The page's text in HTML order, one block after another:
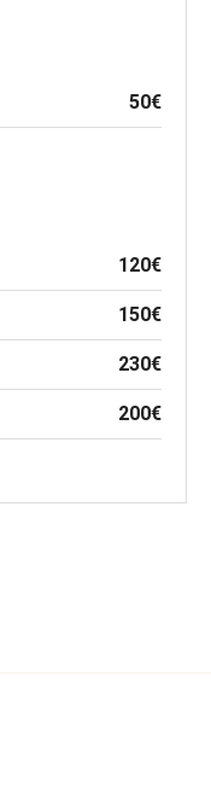
50€
120€
150€
230€
200€